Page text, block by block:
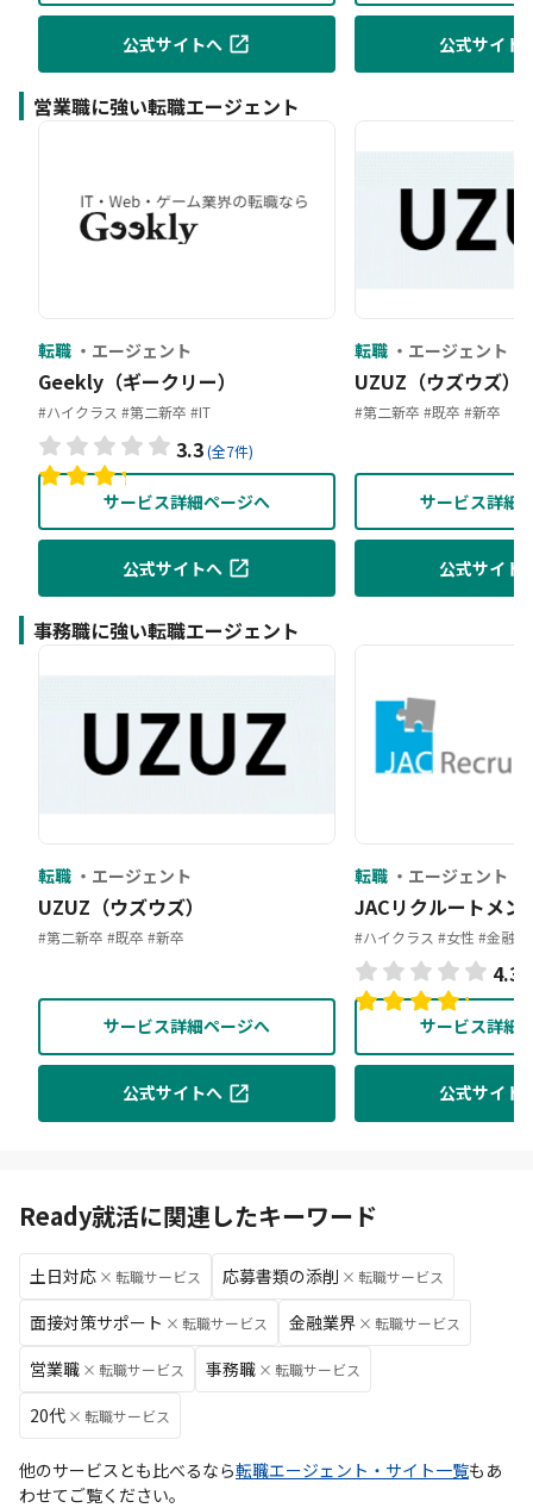
公式サイトへ 公式サイト
営業職に強い転職エージェント
転職 エージェント
Geekly（ギークリー）
#ハイクラス #第二新卒 #IT
3.3(全7件)
サービス詳細ページへ
公式サイトへ
転職 エージェント
UZUZ（ウズウズ）
#第二新卒 #既卒 #新卒
サービス詳細
公式サイト
事務職に強い転職エージェント
転職 エージェント
UZUZ（ウズウズ）
#第二新卒 #既卒 #新卒
サービス詳細ページへ
公式サイトへ
転職 エージェント
JACリクルートメン
#ハイクラス #女性 #金融
4.3
サービス詳細
公式サイト
Ready就活に関連したキーワード
土日対応 × 転職サービス 応募書類の添削 × 転職サービス
面接対策サポート × 転職サービス 金融業界 × 転職サービス
営業職 × 転職サービス 事務職 × 転職サービス
20代 × 転職サービス
他のサービスとも比べるなら転職エージェント・サイト一覧もあ
わせてご覧ください。